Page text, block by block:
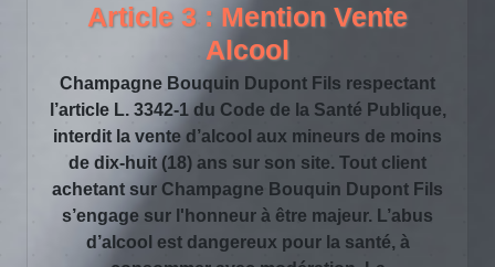
Article 3 : Mention Vente
Alcool
Champagne Bouquin Dupont Fils respectant
l’article L. 3342-1 du Code de la Santé Publique,
interdit la vente d’alcool aux mineurs de moins
de dix-huit (18) ans sur son site. Tout client
achetant sur Champagne Bouquin Dupont Fils
s’engage sur l'honneur à être majeur. L’abus
d’alcool est dangereux pour la santé, à